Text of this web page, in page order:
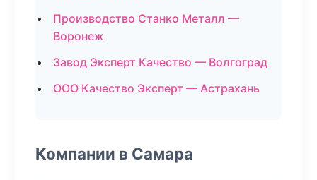
Производство Станко Металл —
Воронеж
Завод Эксперт Качество — Волгоград
ООО Качество Эксперт — Астрахань
Компании в Самара